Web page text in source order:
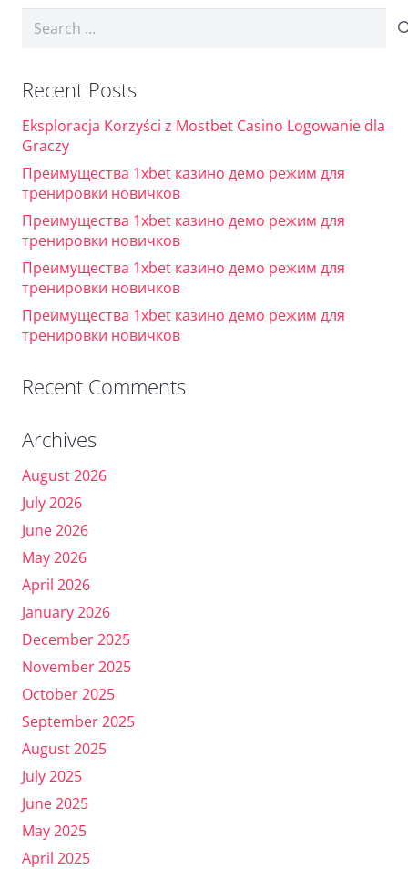
Search
Recent Posts
Eksploracja Korzyści z Mostbet Casino Logowanie dla
Graczy
Преимущества 1xbet казино демо режим для
тренировки новичков
Преимущества 1xbet казино демо режим для
тренировки новичков
Преимущества 1xbet казино демо режим для
тренировки новичков
Преимущества 1xbet казино демо режим для
тренировки новичков
Recent Comments
Archives
August 2026
July 2026
June 2026
May 2026
April 2026
January 2026
December 2025
November 2025
October 2025
September 2025
August 2025
July 2025
June 2025
May 2025
April 2025